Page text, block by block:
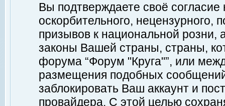
Вы подтверждаете своё
оскорбительного, нецензурного,
призывов к национальной
законы Вашей страны, страны,
форума “Форум "Круга"”, или
размещения подобных
заблокировать Ваш аккаунт и
провайдера. С этой целью